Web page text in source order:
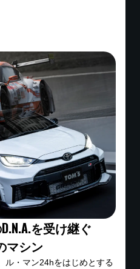
たします。
すか？
らせをします。
らよりメルマガ登録
か？
いただけます。ただ
に添えない場合もござ
おすすめします。
ャンセル料はか
ます。キャンセルされ
らお手続きください。
本料金の30％
ください。
を受け継ぐ
マシン
ル・マン24hをはじめとする